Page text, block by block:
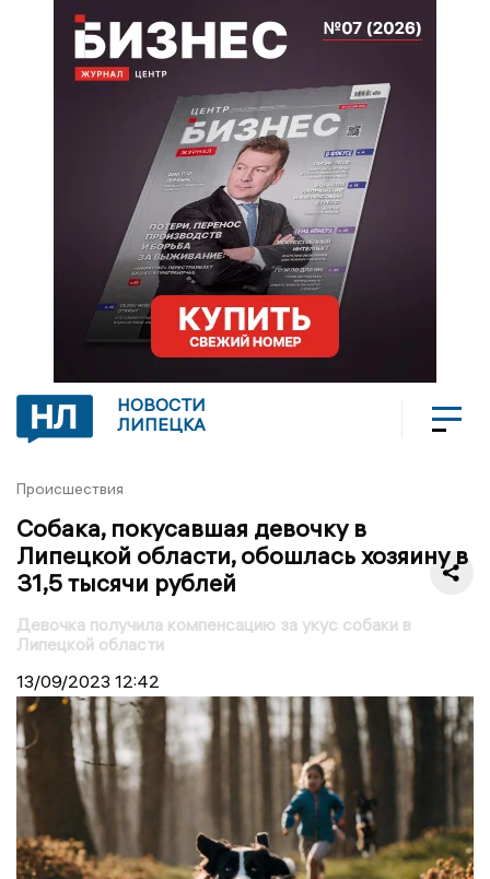
НОВОСТИ
ЛИПЕЦКА
Происшествия
Собака, покусавшая девочку в
Липецкой области, обошлась хозяину в
31,5 тысячи рублей
Девочка получила компенсацию за укус собаки в
Липецкой области
13/09/2023 12:42